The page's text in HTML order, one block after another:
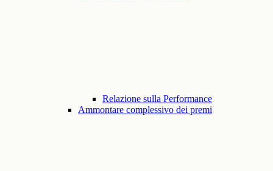
Relazione sulla Performance
Ammontare complessivo dei premi